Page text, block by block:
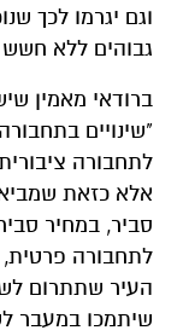
וגם יגרמו לכך
גבוהים ללא חשש
ברודאי מאמין
"שינויים
לתחבורה
אלא כזאת
סביר, במחיר
לתחבורה פרטית,
העיר שתתרום
שיתמכו במעבר